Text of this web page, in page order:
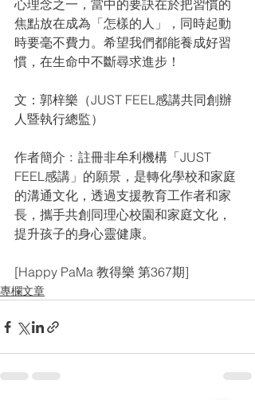
心理念之一，當中的要訣在於把習慣的
焦點放在成為「怎樣的人」，同時起動
時要毫不費力。希望我們都能養成好習
慣，在生命中不斷尋求進步！
文：郭梓樂（JUST FEEL感講共同創辦
人暨執行總監）
作者簡介﹕註冊非牟利機構「JUST
FEEL感講」的願景，是轉化學校和家庭
的溝通文化，透過支援教育工作者和家
長，攜手共創同理心校園和家庭文化，
提升孩子的身心靈健康。
[Happy PaMa 教得樂 第367期]
專欄文章